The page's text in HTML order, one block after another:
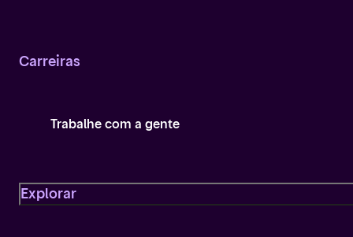
Carreiras
Trabalhe com a gente
Explorar